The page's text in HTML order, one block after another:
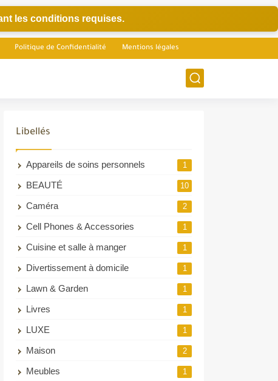
les conditions requises.
Politique de Confidentialité Mentions légales
Libellés
Appareils de soins personnels 1
BEAUTÉ 10
Caméra 2
Cell Phones & Accessories 1
Cuisine et salle à manger 1
Divertissement à domicile 1
Lawn & Garden 1
Livres 1
LUXE 1
Maison 2
Meubles 1